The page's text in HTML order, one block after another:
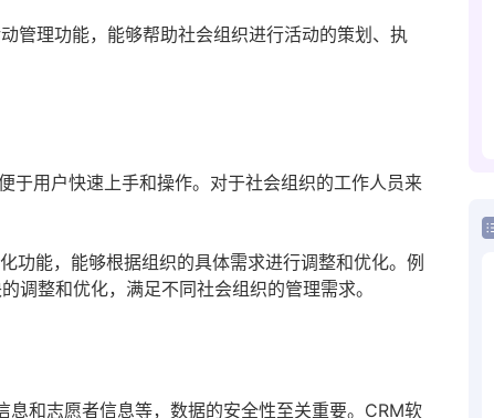
管理功能，能够帮助社会组织进行活动的策划、执
于用户快速上手和操作。对于社会组织的工作人员来
功能，能够根据组织的具体需求进行调整和优化。例
调整和优化，满足不同社会组织的管理需求。
和志愿者信息等，数据的安全性至关重要。CRM软